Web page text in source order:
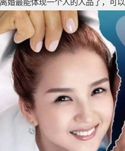
婚最能体现一个人的人品了，可